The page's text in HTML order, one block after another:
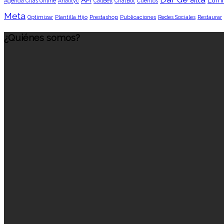
Meta Optimizar Plantilla Hijo Prestashop Publicaciones Redes Sociales Restaurar
¿Quiénes somos?